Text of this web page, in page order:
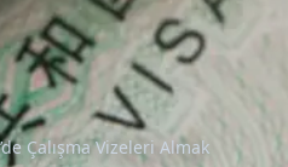
Çalışma Vizeleri Almak